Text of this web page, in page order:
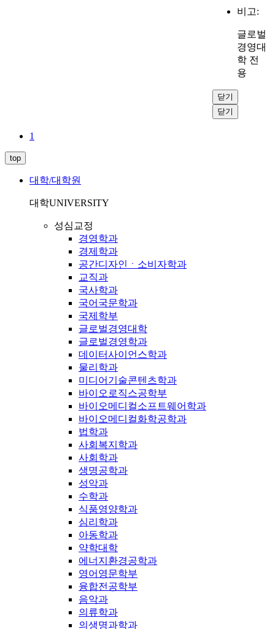
비고:
글로벌
경영대
학 전
용
닫기
닫기
1
top
대학/대학원
대학UNIVERSITY
성심교정
경영학과
경제학과
공간디자인ㆍ소비자학과
교직과
국사학과
국어국문학과
국제학부
글로벌경영대학
글로벌경영학과
데이터사이언스학과
물리학과
미디어기술콘텐츠학과
바이오로직스공학부
바이오메디컬소프트웨어학과
바이오메디컬화학공학과
법학과
사회복지학과
사회학과
생명공학과
성악과
수학과
식품영양학과
심리학과
아동학과
약학대학
에너지환경공학과
영어영문학부
융합전공학부
음악과
의류학과
의생명과학과